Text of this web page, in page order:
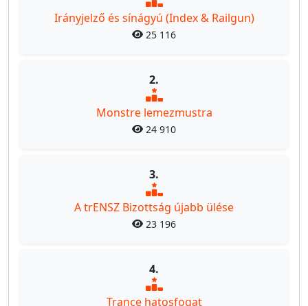
Irányjelző és sínágyú (Index & Railgun)
25 116
2.
Monstre lemezmustra
24 910
3.
A trENSZ Bizottság újabb ülése
23 196
4.
Trance hatosfogat